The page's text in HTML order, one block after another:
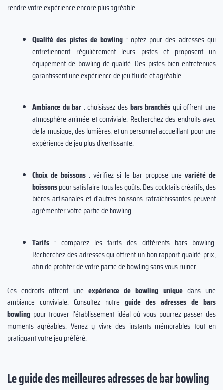
rendre votre expérience encore plus agréable.
Qualité des pistes de bowling : optez pour des adresses qui
entretiennent régulièrement leurs pistes et proposent un
équipement de bowling de qualité. Des pistes bien entretenues
garantissent une expérience de jeu fluide et agréable.
Ambiance du bar : choisissez des bars branchés qui offrent une
atmosphère animée et conviviale. Recherchez des endroits avec
de la musique, des lumières, et un personnel accueillant pour une
expérience de jeu plus divertissante.
Choix de boissons : vérifiez si le bar propose une variété de
boissonspour satisfaire tous les goûts. Des cocktails créatifs, des
bières artisanales et d'autres boissons rafraîchissantes peuvent
agrémenter votre partie de bowling.
Tarifs : comparez les tarifs des différents bars bowling.
Recherchez des adresses qui offrent un bon rapport qualité-prix,
afin de profiter de votre partie de bowling sans vous ruiner.
Ces endroits offrent une expérience de bowling uniquedans une
ambiance conviviale. Consultez notre guide des adresses de bars
bowling pour trouver l'établissement idéal où vous pourrez passer des
moments agréables. Venez y vivre des instants mémorables tout en
pratiquant votre jeu préféré.
Le guide des meilleures adresses de bar bowling